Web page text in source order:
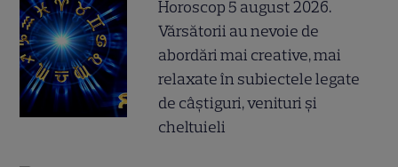
Horoscop 5 august 2026.
Vărsătorii au nevoie de
abordări mai creative, mai
relaxate în subiectele legate
de câștiguri, venituri și
cheltuieli